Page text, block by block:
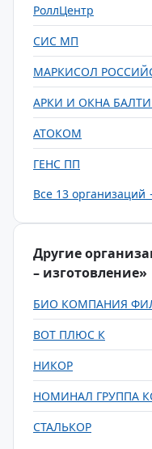
РоллЦентр
СИС МП
МАРКИСОЛ
АРКИ И ОКНА
АТОКОМ
ГЕНС ПП
Все 13 организаций
Другие
– изготовление»
БИО КОМПАНИЯ
ВОТ ПЛЮС К
НИКОР
НОМИНАЛ ГРУППА
СТАЛЬКОР